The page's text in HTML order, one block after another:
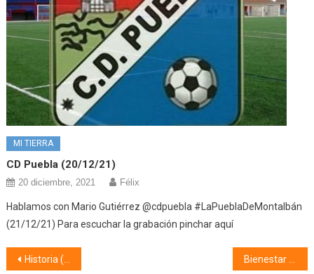
MI TIERRA
CD Puebla (20/12/21)
20 diciembre, 2021 Félix
Hablamos con Mario Gutiérrez @cdpuebla #LaPueblaDeMontalbán
(21/12/21) Para escuchar la grabación pinchar aquí
Navegación
Historia (07/02/22)